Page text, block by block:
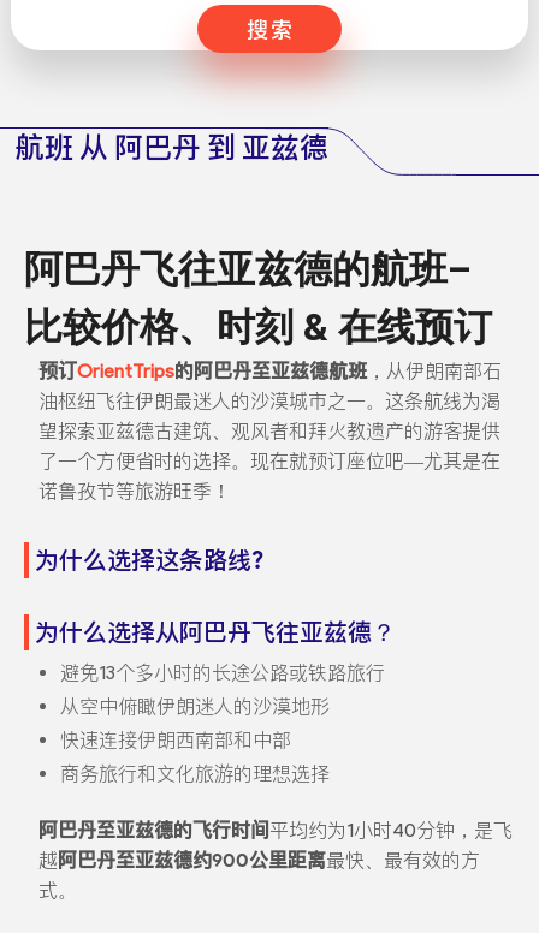
搜索
航班 从 阿巴丹 到 亚兹德
阿巴丹飞往亚兹德的航班–
比较价格、时刻 & 在线预订
预订OrientTrips的阿巴丹至亚兹德航班，从伊朗南部石
油枢纽飞往伊朗最迷人的沙漠城市之一。这条航线为渴
望探索亚兹德古建筑、观风者和拜火教遗产的游客提供
了一个方便省时的选择。现在就预订座位吧—尤其是在
诺鲁孜节等旅游旺季！
为什么选择这条路线?
为什么选择从阿巴丹飞往亚兹德？
避免13个多小时的长途公路或铁路旅行
从空中俯瞰伊朗迷人的沙漠地形
快速连接伊朗西南部和中部
商务旅行和文化旅游的理想选择
阿巴丹至亚兹德的飞行时间 平均约为1小时40分钟，是飞
越阿巴丹至亚兹德约900公里距离最快、最有效的方
式。